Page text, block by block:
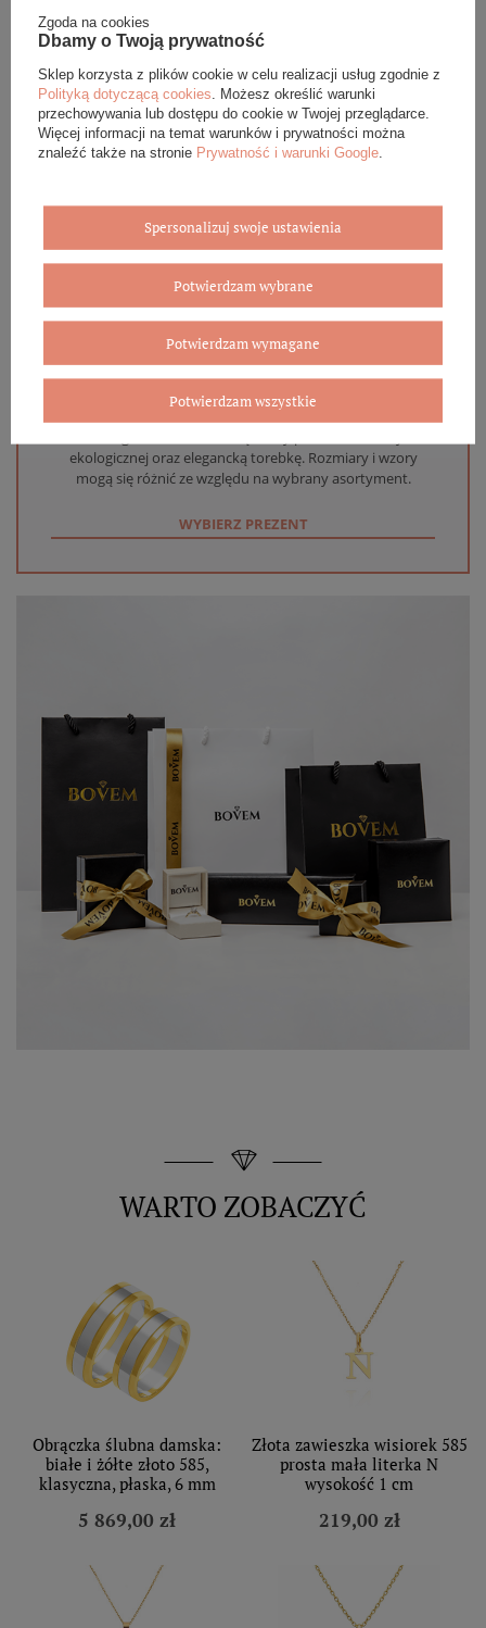
DANE SZCZEGÓŁOWE
OPINIE (0)
GWARANCJA
ZADAJ PYTANIE
Eleganckie opakowanie gratis
Biżuterię i zegarki zakupione w sklepie internetowym
BOVEM otrzymasz jako gotowy do wręczenia upominek. Do
ekologicznej oraz elegancką torebkę. Rozmiary i wzory
mogą się różnić ze względu na wybrany asortyment.
WYBIERZ PREZENT
WARTO ZOBACZYĆ
Obrączka ślubna damska:
białe i żółte złoto 585,
klasyczna, płaska, 6 mm
5 869,00 zł
Złota zawieszka wisiorek 585
prosta mała literka N
wysokość 1 cm
219,00 zł
Zgoda na cookies
Dbamy o Twoją prywatność
Sklep korzysta z plików cookie w celu realizacji usług zgodnie z
Polityką dotyczącą cookies . Możesz określić warunki
przechowywania lub dostępu do cookie w Twojej przeglądarce.
Więcej informacji na temat warunków i prywatności można
znaleźć także na stronie Prywatność i warunki Google
Spersonalizuj swoje ustawienia
Potwierdzam wybrane
Potwierdzam wymagane
Potwierdzam wszystkie